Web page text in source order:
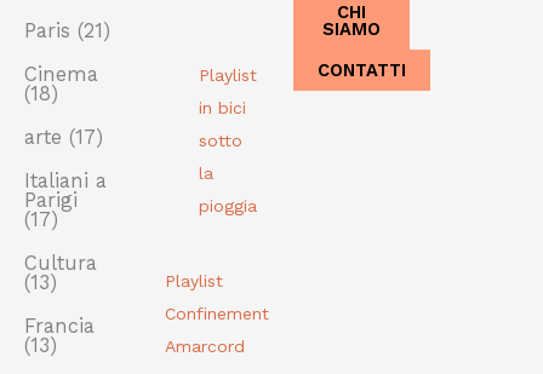
CHI
SIAMO
CONTATTI
Playlist
in bici
sotto
la
pioggia
Playlist
Confinement
Amarcord
Paris(21)
Cinema
(18)
arte(17)
Italiani a
Parigi
(17)
Cultura
(13)
Francia
(13)